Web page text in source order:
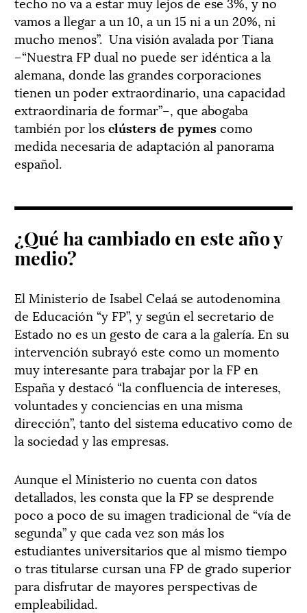
vamos a llegar a un 10, a un 15 ni a un 20%, ni
mucho menos”. Una visión avalada por Tiana
–“Nuestra FP dual no puede ser idéntica a la
alemana, donde las grandes corporaciones
tienen un poder extraordinario, una capacidad
extraordinaria de formar”–, que abogaba
también por losclústers de pymescomo
medida necesaria de adaptación al panorama
español.
¿Qué ha cambiado en este año y
medio?
El Ministerio de Isabel Celaá se autodenomina
de Educación “y FP”, y según el secretario de
Estado no es un gesto de cara a la galería. En su
intervención subrayó este como un momento
muy interesante para trabajar por la FP en
España y destacó “la confluencia de intereses,
voluntades y conciencias en una misma
dirección”, tanto del sistema educativo como de
la sociedad y las empresas.
Aunque el Ministerio no cuenta con datos
detallados, les consta que la FP se desprende
poco a poco de su imagen tradicional de “vía de
segunda” y que cada vez son más los
estudiantes universitarios que al mismo tiempo
o tras titularse cursan una FP de grado superior
para disfrutar de mayores perspectivas de
empleabilidad.